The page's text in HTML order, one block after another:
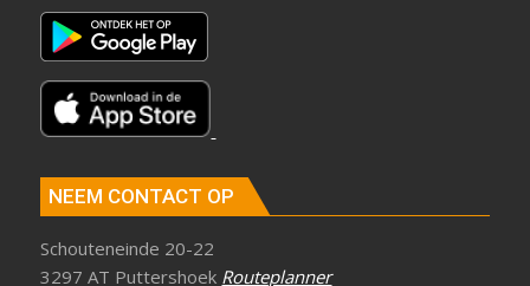
NEEM CONTACT OP
Schouteneinde 20-22
3297 AT Puttershoek Routeplanner